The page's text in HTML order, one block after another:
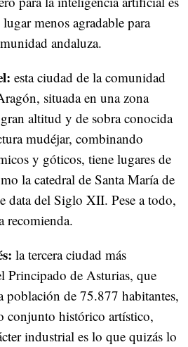
menos agradable para
andaluza.
esta ciudad de la comunidad
situada en una zona
altitud y de sobra conocida
mudéjar, combinando
y góticos, tiene lugares de
la catedral de Santa María de
data del Siglo XII. Pese a todo,
recomienda.
la tercera ciudad más
Principado de Asturias, que
población de 75.877 habitantes,
conjunto histórico artístico,
industrial es lo que quizás lo